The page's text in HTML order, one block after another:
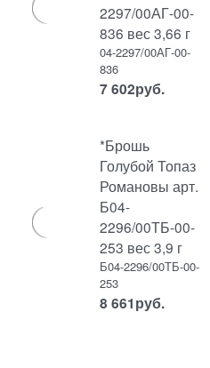
2297/00АГ-00-
836 вес 3,66 г
04-2297/00АГ-00-
836
7 602руб.
*Брошь
Голубой Топаз
Романовы арт.
Б04-
2296/00ТБ-00-
253 вес 3,9 г
Б04-2296/00ТБ-00-
253
8 661руб.